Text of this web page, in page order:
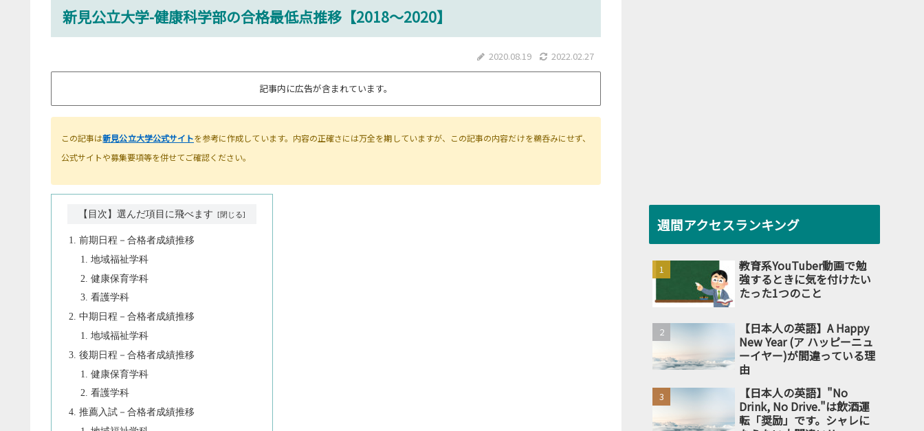
新見公立大学-健康科学部の合格最低点推移【2018～2020】
2020.08.19 2022.02.27
記事内に広告が含まれています。
この記事は新見公立大学公式サイトを参考に作成しています。内容の正確さには万全を期していますが、この記事の内容だけを鵜呑みにせず、
公式サイトや募集要項等を併せてご確認ください。
【目次】選んだ項目に飛べます
前期日程－合格者成績推移
地域福祉学科
健康保育学科
看護学科
中期日程－合格者成績推移
地域福祉学科
後期日程－合格者成績推移
健康保育学科
看護学科
推薦入試－合格者成績推移
週間アクセスランキング
教育系YouTuber動画で勉
強するときに気を付けたい
たった1つのこと
【日本人の英語】A Happy
New Year (ア ハッピーニュ
ーイヤー)が間違っている理
由
【日本人の英語】"No
Drink, No Drive."は飲酒運
転「奨励」です。シャレに